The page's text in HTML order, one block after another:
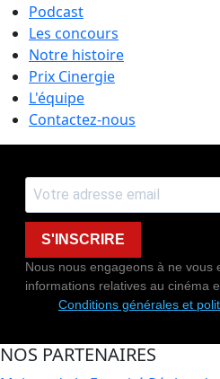
Podcast
Les concours
Notre histoire
Prix Cinergie
L'équipe
Contactez-nous
S'INSCRIRE
Nous nous engageons à ne vous
informations relatives au cinéma
Conditions générales et
NOS PARTENAIRES